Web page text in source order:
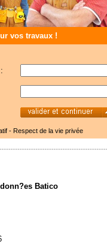
vos travaux !
- Respect de la vie privée
Batico